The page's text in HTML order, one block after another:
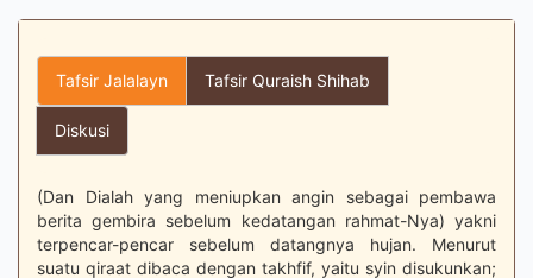
Tafsir Jalalayn Tafsir Quraish Shihab
Diskusi
(Dan Dialah yang meniupkan angin sebagai pembawa
berita gembira sebelum kedatangan rahmat-Nya) yakni
terpencar-pencar sebelum datangnya hujan. Menurut
suatu qiraat dibaca dengan takhfif, yaitu syin disukunkan;